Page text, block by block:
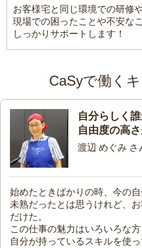
お客様宅と同じ環境での研修
現場での困ったことや不安な
しっかりサポートします！
CaSyで働く
自分らしく
自由度の高
渡辺 めぐみ さ
始めたときばかりの時、今の
未熟だったとは思うけれど、
だけた。
この仕事の魅力はいろいろな
自分が持っているスキルを使